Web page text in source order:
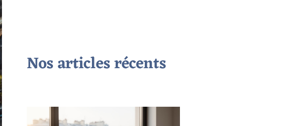
Nos articles récents